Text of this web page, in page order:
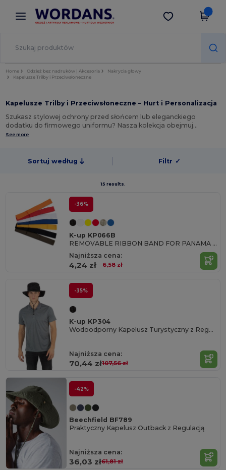
× Aplikacja Wordans
Lepsze ceny w aplikacji!
Pobierz app
Home Odzież bez nadruków | Akcesoria
Nakrycia głowy
Kapelusze Trilby i Przeciwsłoneczne
Kapelusze Trilby i Przeciwsłoneczne – Hurt i Personalizacja
Szukasz stylowej ochrony przed słońcem lub eleganckiego
dodatku do firmowego uniformu? Nasza kolekcja obejmuj…
See more
Sortuj według Filtr ✓
15 results.
-36%
K-up KP066B
REMOVABLE RIBBON BAND FOR PANAMA & BOATER HATS
Najniższa cena:
4,24 zł 6,58 zł
-35%
K-up KP304
Wodoodporny Kapelusz Turystyczny z Regulacją
Najniższa cena:
70,44 zł107,56 zł
-42%
Beechfield BF789
Praktyczny Kapelusz Outback z Regulacją
Najniższa cena:
36,03 zł61,81 zł